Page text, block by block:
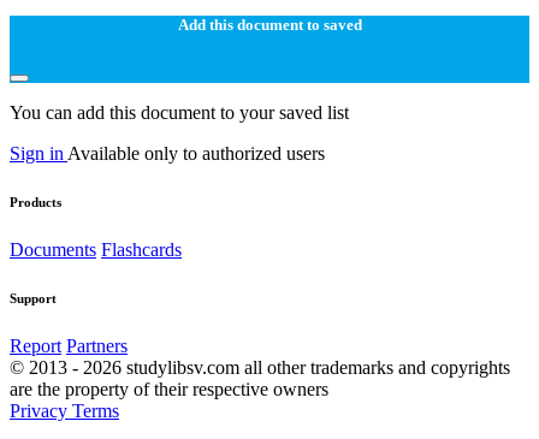
Add this document to saved
You can add this document to your saved list
Sign in Available only to authorized users
Products
Documents Flashcards
Support
Report Partners
© 2013 - 2026 studylibsv.com all other trademarks and copyrights
are the property of their respective owners
Privacy Terms